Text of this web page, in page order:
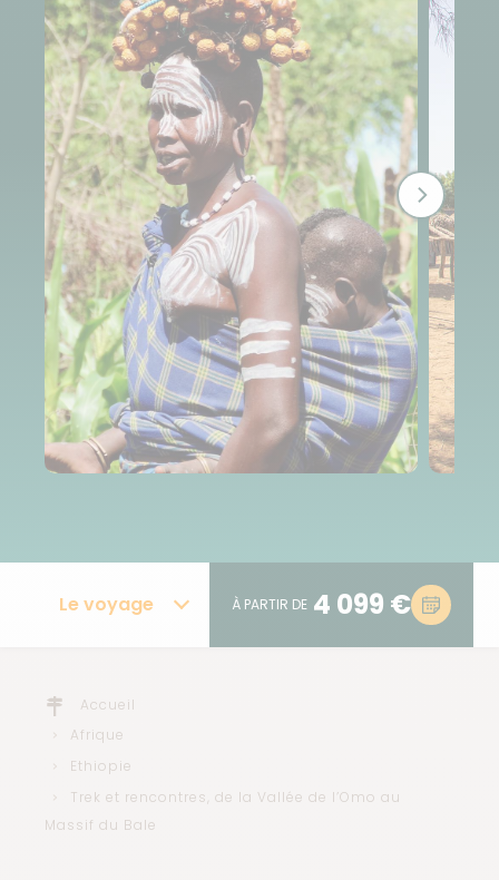
Le voyage À PARTIR DE 4 099 €
Accueil
Afrique
Ethiopie
Trek et rencontres, de la Vallée de l’Omo au
Massif du Bale